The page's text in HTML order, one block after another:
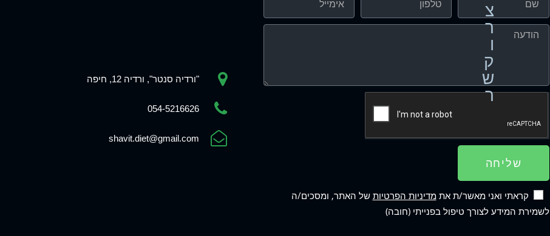
צ
ר
ו
ק
ש
ר
שליחה
קראתי ואני מאשר/ת אתמדיניות הפרטיות של האתר, ומסכים/ה
לשמירת המידע לצורך טיפול בפנייתי (חובה)
"ורדיה סנטר", ורדיה 12, חיפה
054-5216626
shavit.diet@gmail.com